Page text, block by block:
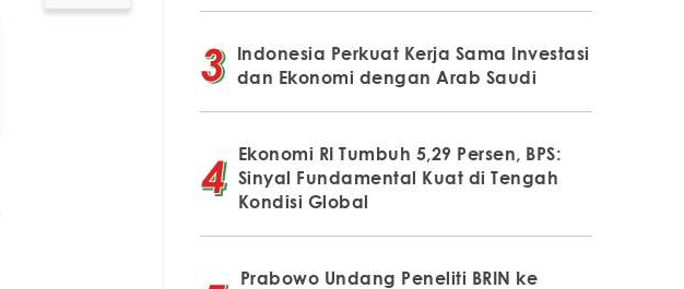
Indonesia Perkuat Kerja Sama Investasi
dan Ekonomi dengan Arab Saudi
Ekonomi RI Tumbuh 5,29 Persen, BPS:
Sinyal Fundamental Kuat di Tengah
Kondisi Global
Prabowo Undang Peneliti BRIN ke